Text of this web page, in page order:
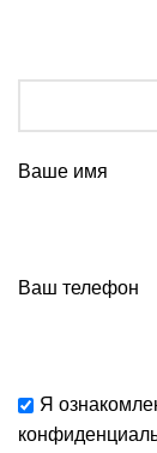
Ваше имя
Ваш телефон
Я